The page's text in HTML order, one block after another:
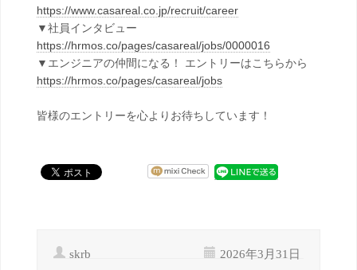
https://www.casareal.co.jp/recruit/career
▼社員インタビュー
https://hrmos.co/pages/casareal/jobs/0000016
▼エンジニアの仲間になる！ エントリーはこちらから
https://hrmos.co/pages/casareal/jobs
皆様のエントリーを心よりお待ちしています！
skrb 2026年3月31日